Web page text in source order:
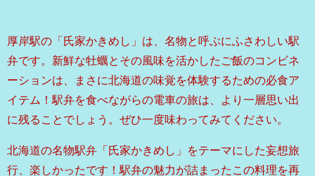
厚岸駅の「氏家かきめし」は、名物と呼ぶにふさわしい駅
弁です。新鮮な牡蠣とその風味を活かしたご飯のコンビネ
ーションは、まさに北海道の味覚を体験するための必食ア
イテム！駅弁を食べながらの電車の旅は、より一層思い出
に残ることでしょう。ぜひ一度味わってみてください。
北海道の名物駅弁「氏家かきめし」をテーマにした妄想旅
行、楽しかったです！駅弁の魅力が詰まったこの料理を再